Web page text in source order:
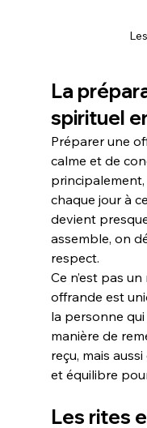
La
spirituel
Préparer une
calme et de
chaque jour à
devient
assemble, on
respect.
Ce n’est pas
offrande est
la personne qui
manière de
reçu, mais
et équilibre
Les rites